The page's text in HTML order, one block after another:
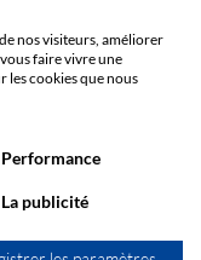
CGV
Responsabilité
nos visiteurs, améliorer
faire vivre une
cookies que nous
Performance
La publicité